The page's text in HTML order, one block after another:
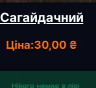
Сагайдачний
Ціна:30,00 ₴